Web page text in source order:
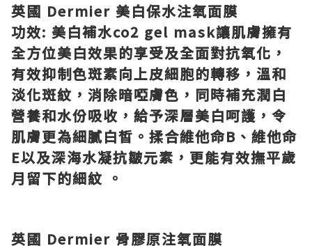
英國 Dermier 美白保水注氧面膜
功效: 美白補水co2 gel mask讓肌膚擁有
全方位美白效果的享受及全面對抗氧化，
有效抑制色斑素向上皮細胞的轉移，溫和
淡化斑紋，消除暗啞膚色，同時補充潤白
營養和水份吸收，給予深層美白呵護，令
肌膚更為細膩白皙。揉合維他命B 、維他命
E以及深海水凝抗皺元素，更能有效撫平歲
月留下的細紋 。
英國 Dermier 骨膠原注氧面膜